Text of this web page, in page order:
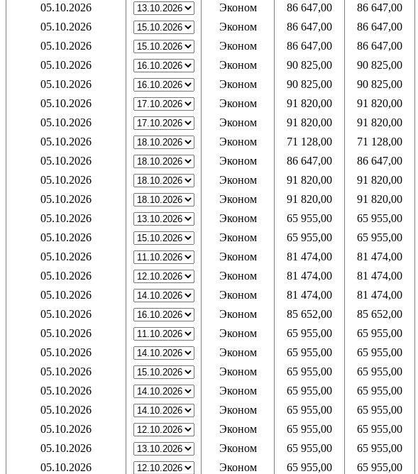
05.10.2026
Эконом 86 647,00 86 647,00
05.10.2026
Эконом 86 647,00 86 647,00
05.10.2026
Эконом 86 647,00 86 647,00
05.10.2026
Эконом 90 825,00 90 825,00
05.10.2026
Эконом 90 825,00 90 825,00
05.10.2026
Эконом 91 820,00 91 820,00
05.10.2026
Эконом 91 820,00 91 820,00
05.10.2026
Эконом 71 128,00 71 128,00
05.10.2026
Эконом 86 647,00 86 647,00
05.10.2026
Эконом 91 820,00 91 820,00
05.10.2026
Эконом 91 820,00 91 820,00
05.10.2026
Эконом 65 955,00 65 955,00
05.10.2026
Эконом 65 955,00 65 955,00
05.10.2026
Эконом 81 474,00 81 474,00
05.10.2026
Эконом 81 474,00 81 474,00
05.10.2026
Эконом 81 474,00 81 474,00
05.10.2026
Эконом 85 652,00 85 652,00
05.10.2026
Эконом 65 955,00 65 955,00
05.10.2026
Эконом 65 955,00 65 955,00
05.10.2026
Эконом 65 955,00 65 955,00
05.10.2026
Эконом 65 955,00 65 955,00
05.10.2026
Эконом 65 955,00 65 955,00
05.10.2026
Эконом 65 955,00 65 955,00
05.10.2026
Эконом 65 955,00 65 955,00
05.10.2026
Эконом 65 955,00 65 955,00